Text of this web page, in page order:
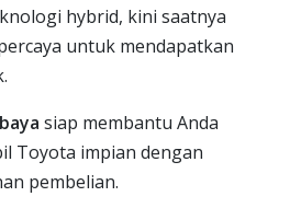
hybrid, kini saatnya
untuk mendapatkan
siap membantu Anda
Toyota impian dengan
pembelian.